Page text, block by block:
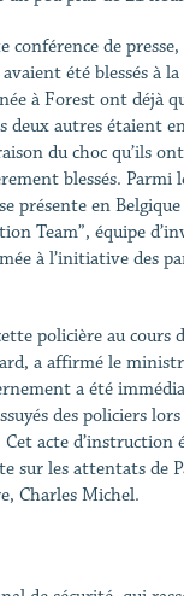
conférence de
été blessés à
à Forest ont déjà
deux autres étaient
du choc qu’ils
blessés. Parmi
présente en Belgique
Team”, équipe
à l’initiative des
policière au cours
a affirmé le
a été
des policiers
Cet acte d’instruction
sur les attentats de
Charles Michel.